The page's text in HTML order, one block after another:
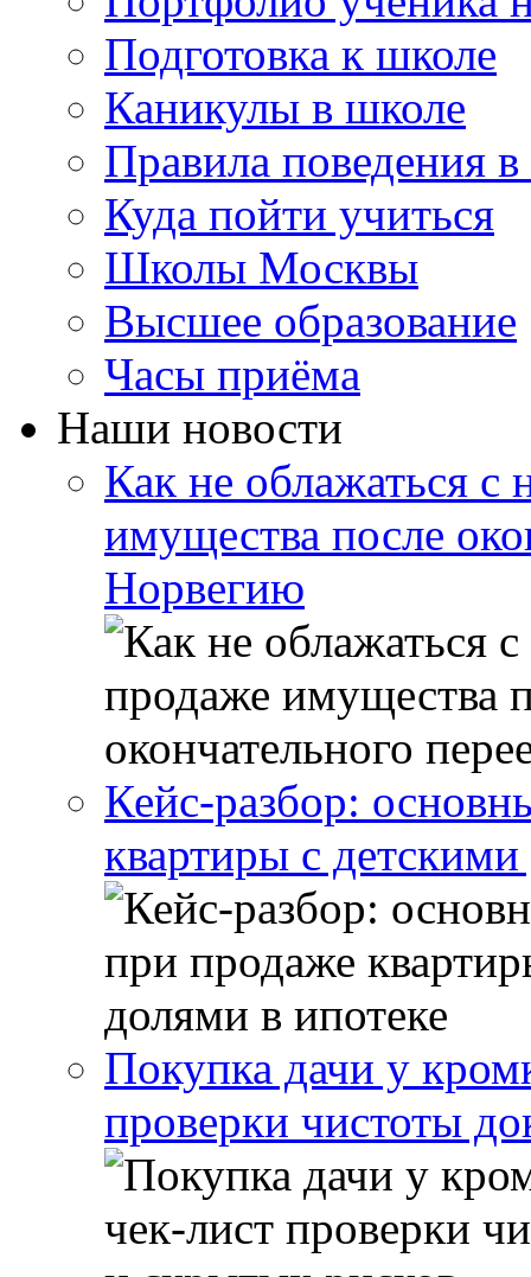
Подготовка к школе
Каникулы в школе
Правила поведения
Куда пойти учиться
Школы Москвы
Высшее образование
Часы приёма
Наши новости
Как не облажаться с
имущества после
Норвегию
Кейс-разбор:
квартиры с
Покупка дачи у
проверки чистоты